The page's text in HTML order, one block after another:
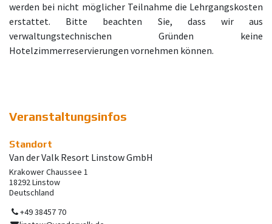
werden bei nicht möglicher Teilnahme die Lehrgangskosten
erstattet. Bitte beachten Sie, dass wir aus
verwaltungstechnischen Gründen keine
Hotelzimmerreservierungen vornehmen können.
Veranstaltungsinfos
Standort
Van der Valk Resort Linstow GmbH
Krakower Chaussee 1
18292 Linstow
Deutschland
+49 38457 70